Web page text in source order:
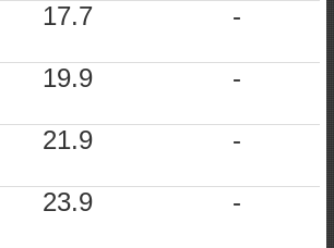
17.7 -
19.9 -
21.9 -
23.9 -